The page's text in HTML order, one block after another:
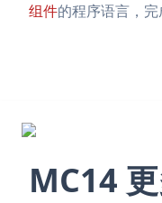
组件的程序语言，完
MC14